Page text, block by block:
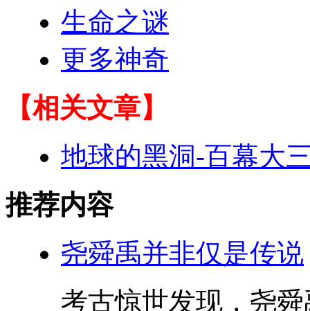
生命之谜
更多神奇
【相关文章】
地球的黑洞-百幕大
推荐内容
尧舜禹并非仅是传说
考古惊世发现，尧